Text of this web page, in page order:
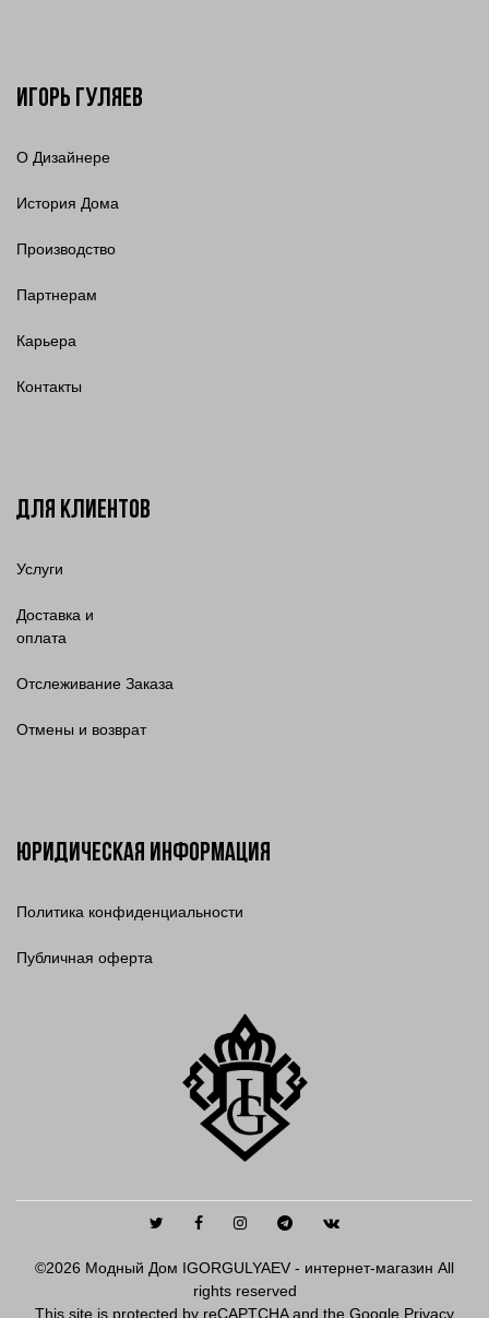
Игорь Гуляев
О Дизайнере
История Дома
Производство
Партнерам
Карьера
Контакты
Для клиентов
Услуги
Доставка и
оплата
Отслеживание Заказа
Отмены и возврат
Юридическая информация
Политика конфиденциальности
Публичная оферта
©2026 Модный Дом IGORGULYAEV - интернет-магазин All
rights reserved
This site is protected by reCAPTCHA and the Google Privacy
TwitterFacebookInstagramTelegramVkontakte